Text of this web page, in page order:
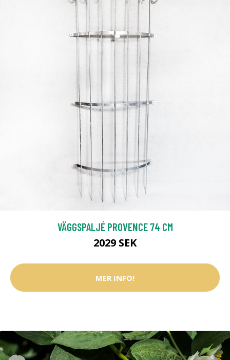
VÄGGSPALJÉ PROVENCE 74 CM
2029 SEK
MER INFO!